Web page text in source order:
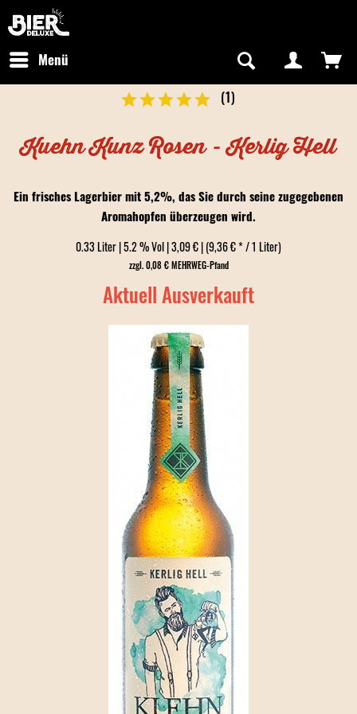
Kostenfreier Versand in Deutschland
Menü
(1)
Kuehn Kunz Rosen - Kerlig Hell
Ein frisches Lagerbier mit 5,2%, das Sie durch seine zugegebenen
Aromahopfen überzeugen wird.
0.33 Liter | 5.2 % Vol | 3,09 € | (9,36 € * / 1 Liter)
zzgl. 0,08 € MEHRWEG-Pfand
Aktuell Ausverkauft